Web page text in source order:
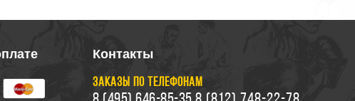
Контакты
ЗАКАЗЫ ПО ТЕЛЕФОНАМ